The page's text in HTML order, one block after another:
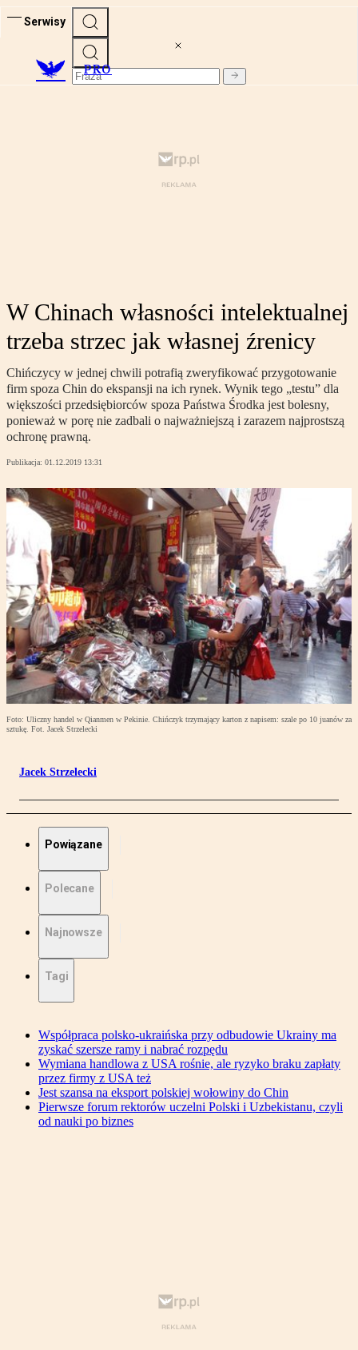
Serwisy
PRO
W Chinach własności intelektualnej
trzeba strzec jak własnej źrenicy
Chińczycy w jednej chwili potrafią zweryfikować przygotowanie
firm spoza Chin do ekspansji na ich rynek. Wynik tego „testu” dla
większości przedsiębiorców spoza Państwa Środka jest bolesny,
ponieważ w porę nie zadbali o najważniejszą i zarazem najprostszą
ochronę prawną.
Publikacja: 01.12.2019 13:31
Foto: Uliczny handel w Qianmen w Pekinie. Chińczyk trzymający karton z napisem: szale po 10 juanów za
sztukę. Fot. Jacek Strzelecki
Jacek Strzelecki
Powiązane
Polecane
Najnowsze
Tagi
Współpraca polsko-ukraińska przy odbudowie Ukrainy ma
zyskać szersze ramy i nabrać rozpędu
Wymiana handlowa z USA rośnie, ale ryzyko braku zapłaty
przez firmy z USA też
Jest szansa na eksport polskiej wołowiny do Chin
Pierwsze forum rektorów uczelni Polski i Uzbekistanu, czyli
od nauki po biznes